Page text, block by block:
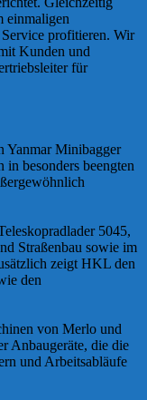
einmaligen
profitieren. Wir
Kunden und
für
Yanmar Minibagger
besonders beengten
5045,
Straßenbau sowie im
zeigt HKL den
den
von Merlo und
Anbaugeräte, die die
und Arbeitsabläufe